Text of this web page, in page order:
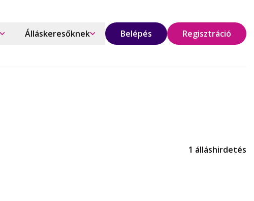
Álláskeresőknek Belépés Regisztráció
1 álláshirdetés